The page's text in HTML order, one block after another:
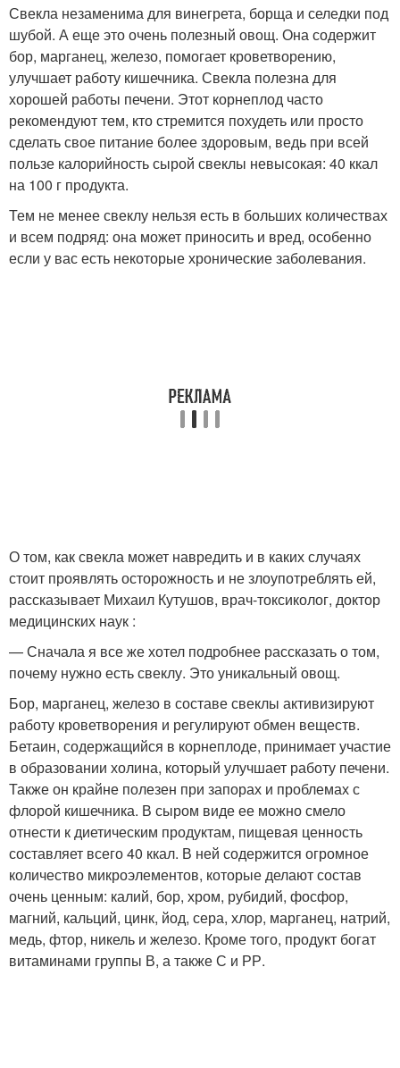
Свекла незаменима для винегрета, борща и селедки под
шубой. А еще это очень полезный овощ. Она содержит
бор, марганец, железо, помогает кроветворению,
улучшает работу кишечника. Свекла полезна для
хорошей работы печени. Этот корнеплод часто
рекомендуют тем, кто стремится похудеть или просто
сделать свое питание более здоровым, ведь при всей
пользе калорийность сырой свеклы невысокая: 40 ккал
на 100 г продукта.
Тем не менее свеклу нельзя есть в больших количествах
и всем подряд: она может приносить и вред, особенно
если у вас есть некоторые хронические заболевания.
О том, как свекла может навредить и в каких случаях
стоит проявлять осторожность и не злоупотреблять ей,
рассказывает Михаил Кутушов, врач-токсиколог, доктор
медицинских наук :
— Сначала я все же хотел подробнее рассказать о том,
почему нужно есть свеклу. Это уникальный овощ.
Бор, марганец, железо в составе свеклы активизируют
работу кроветворения и регулируют обмен веществ.
Бетаин, содержащийся в корнеплоде, принимает участие
в образовании холина, который улучшает работу печени.
Также он крайне полезен при запорах и проблемах с
флорой кишечника. В сыром виде ее можно смело
отнести к диетическим продуктам, пищевая ценность
составляет всего 40 ккал. В ней содержится огромное
количество микроэлементов, которые делают состав
очень ценным: калий, бор, хром, рубидий, фосфор,
магний, кальций, цинк, йод, сера, хлор, марганец, натрий,
медь, фтор, никель и железо. Кроме того, продукт богат
витаминами группы В, а также С и РР.